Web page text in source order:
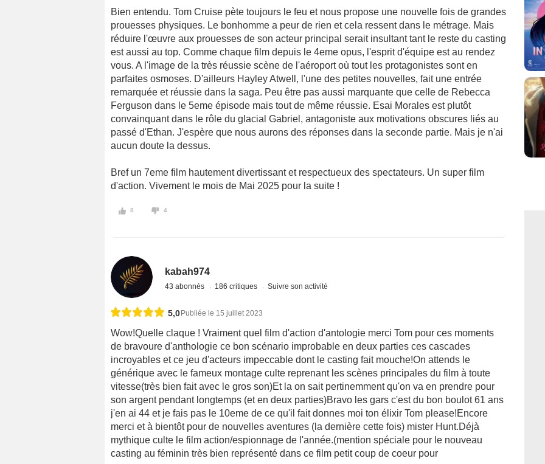
Bien entendu. Tom Cruise pète toujours le feu et nous propose une nouvelle fois de grandes
prouesses physiques. Le bonhomme a peur de rien et cela ressent dans le métrage. Mais
réduire l'œuvre aux prouesses de son acteur principal serait insultant tant le reste du casting
est aussi au top. Comme chaque film depuis le 4eme opus, l'esprit d'équipe est au rendez
vous. A l'image de la très réussie scène de l'aéroport où tout les protagonistes sont en
parfaites osmoses. D'ailleurs Hayley Atwell, l'une des petites nouvelles, fait une entrée
remarquée et réussie dans la saga. Peu être pas aussi marquante que celle de Rebecca
Ferguson dans le 5eme épisode mais tout de même réussie. Esai Morales est plutôt
convainquant dans le rôle du glacial Gabriel, antagoniste aux motivations obscures liés au
passé d'Ethan. J'espère que nous aurons des réponses dans la seconde partie. Mais je n'ai
aucun doute la dessus.
Bref un 7eme film hautement divertissant et respectueux des spectateurs. Un super film
d'action. Vivement le mois de Mai 2025 pour la suite !
8 4
kabah974
43 abonnés 186 critiques Suivre son activité
5,0 Publiée le 15 juillet 2023
Wow!Quelle claque ! Vraiment quel film d'action d'antologie merci Tom pour ces moments
de bravoure d'anthologie ce bon scénario improbable en deux parties ces cascades
incroyables et ce jeu d'acteurs impeccable dont le casting fait mouche!On attends le
générique avec le fameux montage culte reprenant les scènes principales du film à toute
vitesse(très bien fait avec le gros son)Et la on sait pertinemment qu'on va en prendre pour
son argent pendant longtemps (et en deux parties)Bravo les gars c'est du bon boulot 61 ans
j'en ai 44 et je fais pas le 10eme de ce qu'il fait donnes moi ton élixir Tom please!Encore
merci et à bientôt pour de nouvelles aventures (la dernière cette fois) mister Hunt.Déjà
mythique culte le film action/espionnage de l'année.(mention spéciale pour le nouveau
casting au féminin très bien représenté dans ce film petit coup de coeur pour